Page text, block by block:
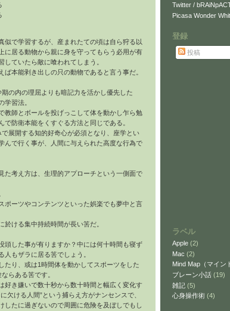
似で学習するが、産まれたての頃は自ら狩る以
に居る動物から親に身を守ってもらう必用が有
ていたら敵に喰われてしまう。
本能剥き出しの只の動物であると言う事だ。
の内の理屈よりも暗記力を活かし優先した
学習法。
教師とボールを投げっこして体を動かし乍ら勉
防衛本能をくすぐる方法と同じである。
展開する知的好奇心が必須となり、座学とい
んで行く事が、人間に与えられた高度な行為で
た考え方は、生理的アプローチという一側面で
ポーツやコンテンツといった娯楽でも夢中と言
ける集中持続時間が長い筈だ。
頭した事が有りますか？中には何十時間も寝ず
人もザラに居る筈でしょう。
たり、或は1時間体を動かしてスポーツをした
らある筈です。
好き嫌いで数十秒から数十時間と幅広く変化す
欠ける人間”という捕らえ方がナンセンスで、
したに過ぎないので周囲に危険を及ぼしでもし
Twitter /
Picasa Wonder
登録
投稿
ラベル
Apple (2)
Mac (2)
Mind Map（マイン
ブレーン小話 (19)
雑記 (5)
心身操作術 (4)